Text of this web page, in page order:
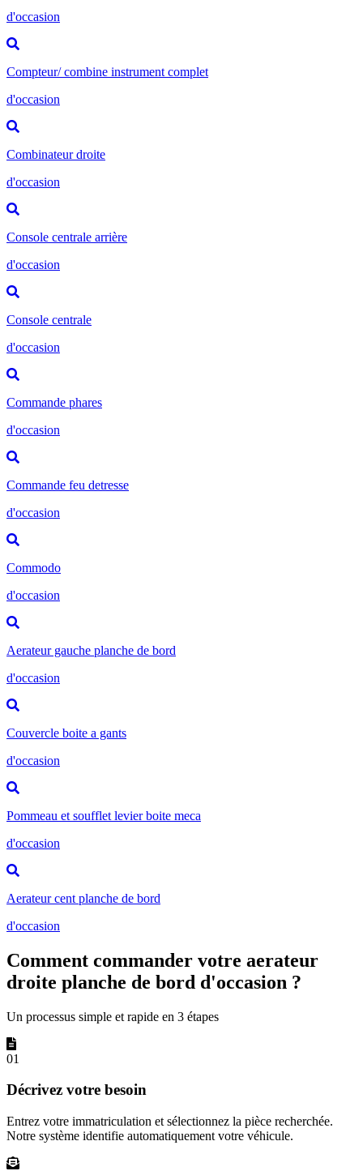
d'occasion
Compteur/ combine instrument complet
d'occasion
Combinateur droite
d'occasion
Console centrale arrière
d'occasion
Console centrale
d'occasion
Commande phares
d'occasion
Commande feu detresse
d'occasion
Commodo
d'occasion
Aerateur gauche planche de bord
d'occasion
Couvercle boite a gants
d'occasion
Pommeau et soufflet levier boite meca
d'occasion
Aerateur cent planche de bord
d'occasion
Comment commander votre aerateur
droite planche de bord d'occasion ?
Un processus simple et rapide en 3 étapes
01
Décrivez votre besoin
Entrez votre immatriculation et sélectionnez la pièce recherchée.
Notre système identifie automatiquement votre véhicule.